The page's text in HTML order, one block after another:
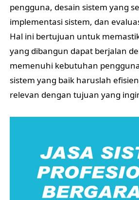
pengguna, desain sistem yang
implementasi sistem, dan
Hal ini bertujuan untuk
yang dibangun dapat berjalan
memenuhi kebutuhan
sistem yang baik haruslah
relevan dengan tujuan yang